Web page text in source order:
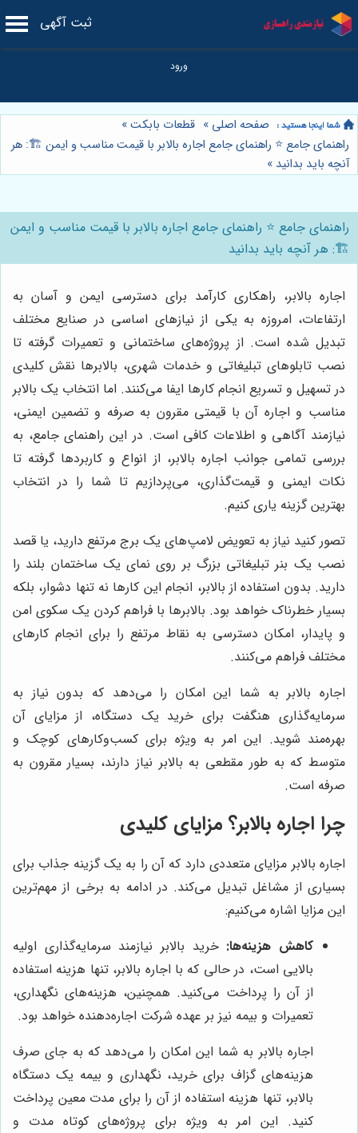
ثبت آگهی
صفحه اصلی » قطعات بابکت»
راهنمای جامع ⭐️ راهنمای جامع اجاره بالابر با قیمت مناسب و ایمن 🏗️: هر
آنچه باید بدانید »
راهنمای جامع ⭐️ راهنمای جامع اجاره بالابر با قیمت مناسب و ایمن
🏗️: هر آنچه باید بدانید
اجاره بالابر، راهکاری کارآمد برای دسترسی ایمن و آسان به
ارتفاعات، امروزه به یکی از نیازهای اساسی در صنایع مختلف
تبدیل شده است. از پروژه‌های ساختمانی و تعمیرات گرفته تا
نصب تابلوهای تبلیغاتی و خدمات شهری، بالابرها نقش کلیدی
در تسهیل و تسریع انجام کارها ایفا می‌کنند. اما انتخاب یک بالابر
مناسب و اجاره آن با قیمتی مقرون به صرفه و تضمین ایمنی،
نیازمند آگاهی و اطلاعات کافی است. در این راهنمای جامع، به
بررسی تمامی جوانب اجاره بالابر، از انواع و کاربردها گرفته تا
نکات ایمنی و قیمت‌گذاری، می‌پردازیم تا شما را در انتخاب
بهترین گزینه یاری کنیم.
تصور کنید نیاز به تعویض لامپ‌های یک برج مرتفع دارید، یا قصد
نصب یک بنر تبلیغاتی بزرگ بر روی نمای یک ساختمان بلند را
دارید. بدون استفاده از بالابر، انجام این کارها نه تنها دشوار، بلکه
بسیار خطرناک خواهد بود. بالابرها با فراهم کردن یک سکوی امن
و پایدار، امکان دسترسی به نقاط مرتفع را برای انجام کارهای
مختلف فراهم می‌کنند.
اجاره بالابر به شما این امکان را می‌دهد که بدون نیاز به
سرمایه‌گذاری هنگفت برای خرید یک دستگاه، از مزایای آن
بهره‌مند شوید. این امر به ویژه برای کسب‌وکارهای کوچک و
متوسط که به طور مقطعی به بالابر نیاز دارند، بسیار مقرون به
صرفه است.
چرا اجاره بالابر؟ مزایای کلیدی
اجاره بالابر مزایای متعددی دارد که آن را به یک گزینه جذاب برای
بسیاری از مشاغل تبدیل می‌کند. در ادامه به برخی از مهم‌ترین
این مزایا اشاره می‌کنیم:
کاهش هزینه‌ها: خرید بالابر نیازمند سرمایه‌گذاری اولیه
بالایی است، در حالی که با اجاره بالابر، تنها هزینه استفاده
از آن را پرداخت می‌کنید. همچنین، هزینه‌های نگهداری،
تعمیرات و بیمه نیز بر عهده شرکت اجاره‌دهنده خواهد بود.
اجاره بالابر به شما این امکان را می‌دهد که به جای صرف
هزینه‌های گزاف برای خرید، نگهداری و بیمه یک دستگاه
بالابر، تنها هزینه استفاده از آن را برای مدت معین پرداخت
کنید. این امر به ویژه برای پروژه‌های کوتاه مدت و